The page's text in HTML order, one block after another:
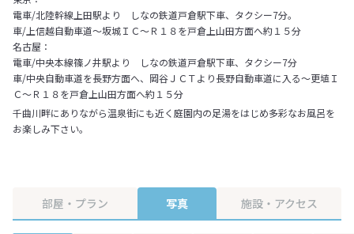
電車/北陸幹線上田駅より しなの鉄道戸倉駅下車、タクシー7分。
車/上信越自動車道～坂城ＩＣ～Ｒ１８を戸倉上山田方面へ約１５分
名古屋：
電車/中央本線篠ノ井駅より しなの鉄道戸倉駅下車、タクシー7分
車/中央自動車道を長野方面へ、岡谷ＪＣＴより長野自動車道に入る～更埴Ｉ
Ｃ～Ｒ１８を戸倉上山田方面へ約１５分
千曲川畔にありながら温泉街にも近く庭園内の足湯をはじめ多彩なお風呂を
お楽しみ下さい。
部屋・プラン 写真 施設・アクセス